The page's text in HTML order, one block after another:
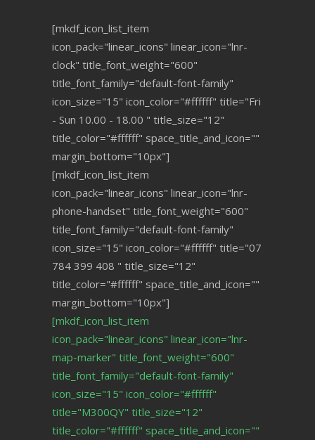
[mkdf_icon_list_item
icon_pack="linear_icons" linear_icon="lnr-
clock" title_font_weight="600"
title_font_family="default-font-family"
icon_size="15" icon_color="#ffffff" title="Fri
- Sun 10.00 - 18.00 " title_size="12"
title_color="#ffffff" space_title_and_icon=""
margin_bottom="10px"]
[mkdf_icon_list_item
icon_pack="linear_icons" linear_icon="lnr-
phone-handset" title_font_weight="600"
title_font_family="default-font-family"
icon_size="15" icon_color="#ffffff" title="07
784 399 408 " title_size="12"
title_color="#ffffff" space_title_and_icon=""
margin_bottom="10px"]
[mkdf_icon_list_item
icon_pack="linear_icons" linear_icon="lnr-
map-marker" title_font_weight="600"
title_font_family="default-font-family"
icon_size="15" icon_color="#ffffff"
title="M300QY" title_size="12"
title_color="#ffffff" space_title_and_icon=""